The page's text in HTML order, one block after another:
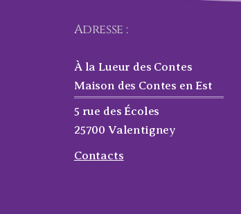
Adresse :
À la Lueur des Contes
Maison des Contes en Est
5 rue des Écoles
25700 Valentigney
Contacts